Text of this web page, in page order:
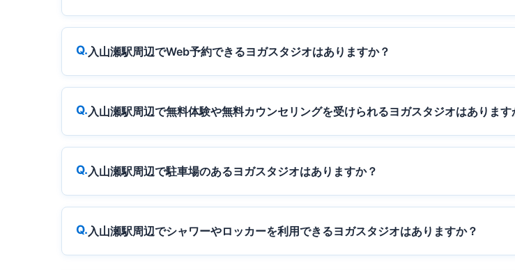
入山瀬駅周辺でWeb予約できるヨガスタジオはありますか？
入山瀬駅周辺で無料体験や無料カウンセリングを受けられるヨガスタジオはあります
入山瀬駅周辺で駐車場のあるヨガスタジオはありますか？
入山瀬駅周辺でシャワーやロッカーを利用できるヨガスタジオはありますか？